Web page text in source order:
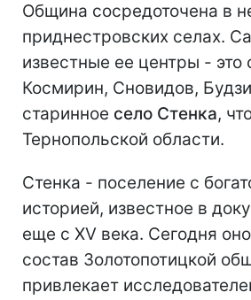
Община сосредоточена в
приднестровских селах.
известные ее центры - это
Космирин, Сновидов,
старинное село Стенка,
Тернопольской области.
Стенка - поселение с
историей, известное в
еще с XV века. Сегодня
состав Золотопотицкой
привлекает